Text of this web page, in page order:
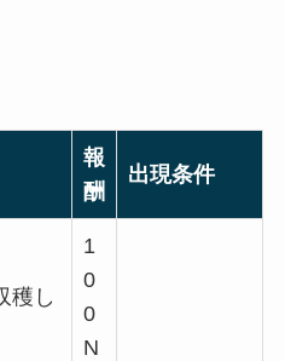
報
酬
出現条件
穫し
1
0
0
N